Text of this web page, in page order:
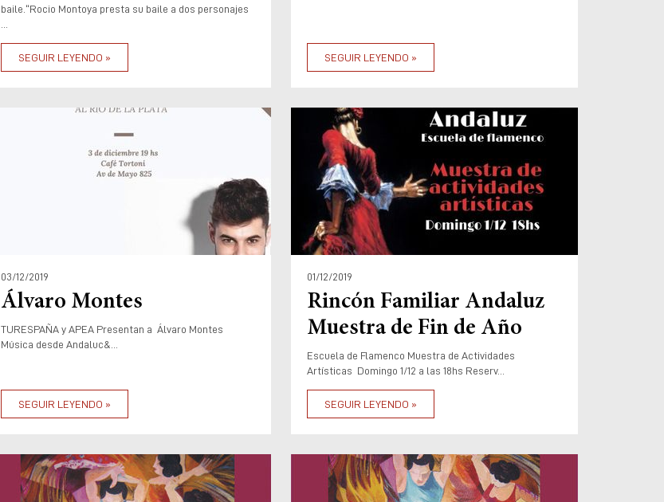
baile.“Rocio Montoya presta su baile a dos personajes
SEGUIR LEYENDO » SEGUIR LEYENDO »
03/12/2019
Álvaro Montes
TURESPAÑA y APEA Presentan a Álvaro Montes
Música desde Andaluc&...
SEGUIR LEYENDO »
01/12/2019
Rincón Familiar Andaluz
Muestra de Fin de Año
Escuela de Flamenco Muestra de Actividades
Artísticas Domingo 1/12 a las 18hs Reserv...
SEGUIR LEYENDO »